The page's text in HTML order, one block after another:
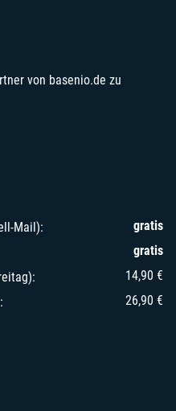
von basenio.de zu
Mail):
gratis
gratis
14,90 €
26,90 €